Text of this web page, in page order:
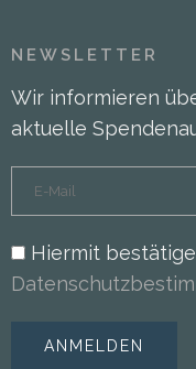
NEWSLETTER
Wir informieren
aktuelle
Hiermit